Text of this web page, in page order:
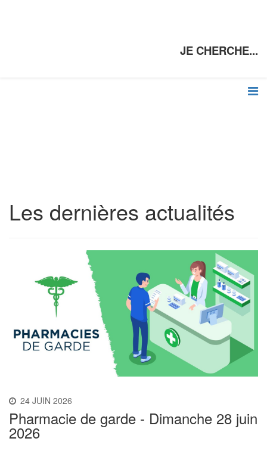
JE CHERCHE...
Les dernières actualités
24 JUIN 2026
Pharmacie de garde - Dimanche 28 juin
2026